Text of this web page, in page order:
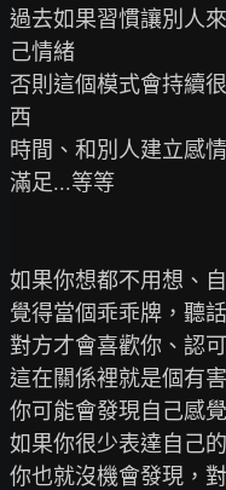
過去如果習慣讓別人
己情緒
否則這個模式會持續
西
時間、和別人建立感
滿足...等等
如果你想都不用想、
覺得當個乖乖牌，聽
對方才會喜歡你、認
這在關係裡就是個有
你可能會發現自己感
如果你很少表達自己
你也就沒機會發現，